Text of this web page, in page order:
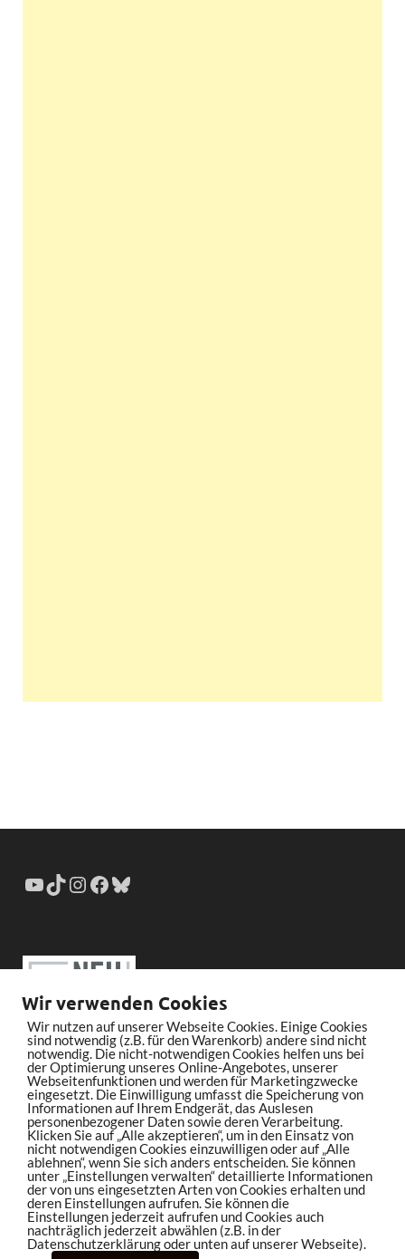
Wir verwenden Cookies
Wir nutzen auf unserer Webseite Cookies. Einige Cookies
sind notwendig (z.B. für den Warenkorb) andere sind nicht
notwendig. Die nicht-notwendigen Cookies helfen uns bei
der Optimierung unseres Online-Angebotes, unserer
Webseitenfunktionen und werden für Marketingzwecke
eingesetzt. Die Einwilligung umfasst die Speicherung von
Informationen auf Ihrem Endgerät, das Auslesen
personenbezogener Daten sowie deren Verarbeitung.
Klicken Sie auf „Alle akzeptieren“, um in den Einsatz von
nicht notwendigen Cookies einzuwilligen oder auf „Alle
ablehnen“, wenn Sie sich anders entscheiden. Sie können
unter „Einstellungen verwalten“ detaillierte Informationen
der von uns eingesetzten Arten von Cookies erhalten und
deren Einstellungen aufrufen. Sie können die
Einstellungen jederzeit aufrufen und Cookies auch
nachträglich jederzeit abwählen (z.B. in der
Datenschutzerklärung oder unten auf unserer Webseite).